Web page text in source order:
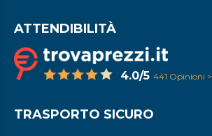
ATTENDIBILITÀ
4.0/5 441 Opinioni >
TRASPORTO SICURO